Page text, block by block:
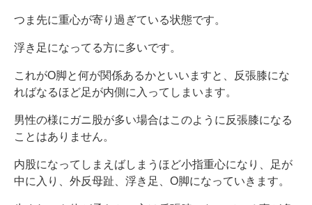
つま先に重心が寄り過ぎている状態です。
浮き足になってる方に多いです。
これがO脚と何が関係あるかといいますと、反張膝にな
ればなるほど足が内側に入ってしまいます。
男性の様にガニ股が多い場合はこのように反張膝になる
ことはありません。
内股になってしまえばしまうほど小指重心になり、足が
中に入り、外反母趾、浮き足、O脚になっていきます。